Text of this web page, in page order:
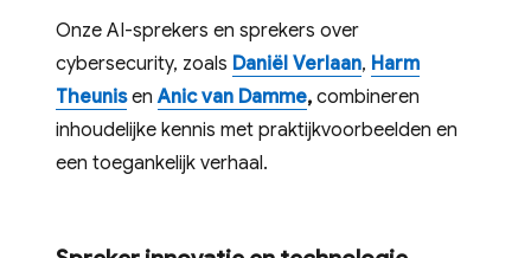
Onze AI-sprekers en sprekers over
cybersecurity, zoals Daniël Verlaan, Harm
TheunisenAnic van Damme, combineren
inhoudelijke kennis met praktijkvoorbeelden en
een toegankelijk verhaal.